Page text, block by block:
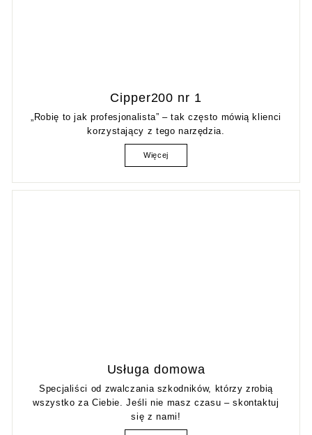
Cipper200 nr 1
„Robię to jak profesjonalista” – tak często mówią klienci
korzystający z tego narzędzia.
Więcej
Usługa domowa
Specjaliści od zwalczania szkodników, którzy zrobią
wszystko za Ciebie. Jeśli nie masz czasu – skontaktuj
się z nami!